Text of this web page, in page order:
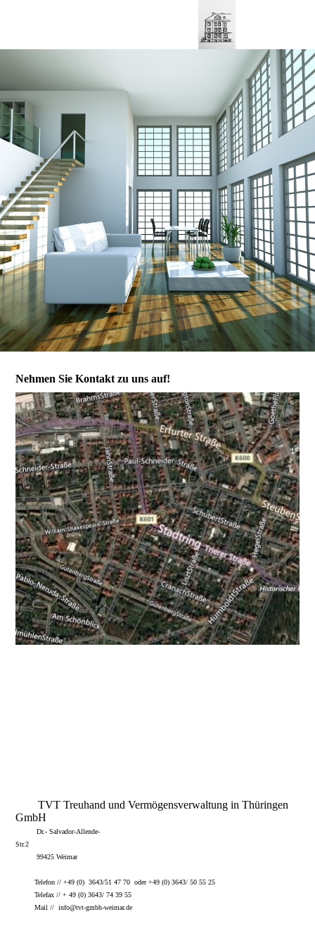
Nehmen Sie Kontakt zu uns auf!
TVT Treuhand und Vermögensverwaltung in Thüringen
GmbH
Dr.- Salvador-Allende-
Str.2
99425 Weimar
Telefon // +49 (0) 3643/51 47 70 oder +49 (0) 3643/ 50 55 25
Telefax // + 49 (0) 3643/ 74 39 55
Mail // info@tvt-gmbh-weimar.de